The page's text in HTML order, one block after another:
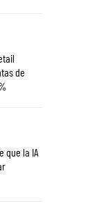
de
que la IA